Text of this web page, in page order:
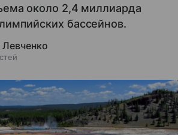
около 2,4 миллиарда
бассейнов.